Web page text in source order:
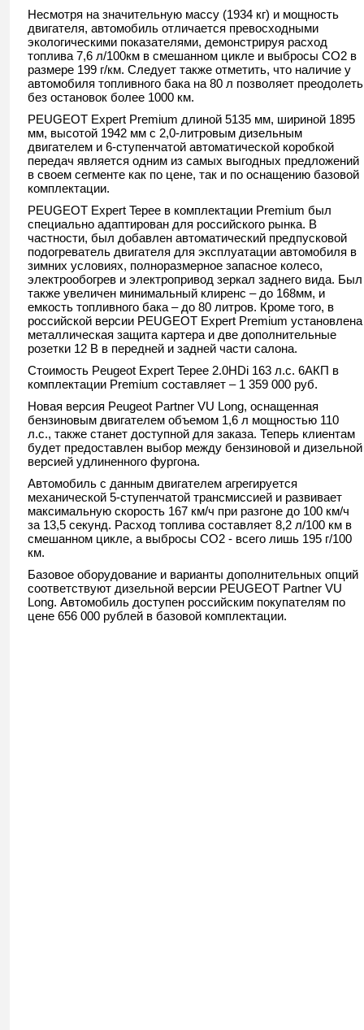
Несмотря на значительную массу (1934 кг) и мощность
двигателя, автомобиль отличается превосходными
экологическими показателями, демонстрируя расход
топлива 7,6 л/100км в смешанном цикле и выбросы CO2 в
размере 199 г/км. Следует также отметить, что наличие у
автомобиля топливного бака на 80 л позволяет преодолеть
без остановок более 1000 км.
PEUGEOT Expert Premium длиной 5135 мм, шириной 1895
мм, высотой 1942 мм с 2,0-литровым дизельным
двигателем и 6-ступенчатой автоматической коробкой
передач является одним из самых выгодных предложений
в своем сегменте как по цене, так и по оснащению базовой
комплектации.
PEUGEOT Expert Tepee в комплектации Premium был
специально адаптирован для российского рынка. В
частности, был добавлен автоматический предпусковой
подогреватель двигателя для эксплуатации автомобиля в
зимних условиях, полноразмерное запасное колесо,
электрообогрев и электропривод зеркал заднего вида. Был
также увеличен минимальный клиренс – до 168мм, и
емкость топливного бака – до 80 литров. Кроме того, в
российской версии PEUGEOT Expert Premium установлена
металлическая защита картера и две дополнительные
розетки 12 В в передней и задней части салона.
Стоимость Peugeot Expert Tepee 2.0HDi 163 л.с. 6АКП в
комплектации Premium составляет – 1 359 000 руб.
Новая версия Peugeot Partner VU Long, оснащенная
бензиновым двигателем объемом 1,6 л мощностью 110
л.с., также станет доступной для заказа. Теперь клиентам
будет предоставлен выбор между бензиновой и дизельной
версией удлиненного фургона.
Автомобиль с данным двигателем агрегируется
механической 5-ступенчатой трансмиссией и развивает
максимальную скорость 167 км/ч при разгоне до 100 км/ч
за 13,5 секунд. Расход топлива составляет 8,2 л/100 км в
смешанном цикле, а выбросы CO2 - всего лишь 195 г/100
км.
Базовое оборудование и варианты дополнительных опций
соответствуют дизельной версии PEUGEOT Partner VU
Long. Автомобиль доступен российским покупателям по
цене 656 000 рублей в базовой комплектации.